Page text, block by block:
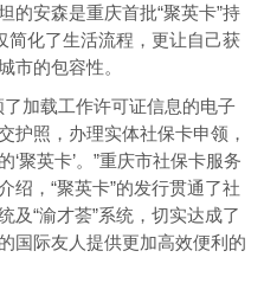
的安森是重庆首批“聚英卡”持
简化了生活流程，更让自己获
市的包容性。
加载工作许可证信息的电子
护照，办理实体社保卡申领，
聚英卡’。”重庆市社保卡服务
绍，“聚英卡”的发行贯通了社
及“渝才荟”系统，切实达成了
国际友人提供更加高效便利的